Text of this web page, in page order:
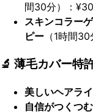
間30分）：
スキンコラー
ピー （1時間
🔬 薄毛カバー特
美しいヘアラ
自信がつくつ